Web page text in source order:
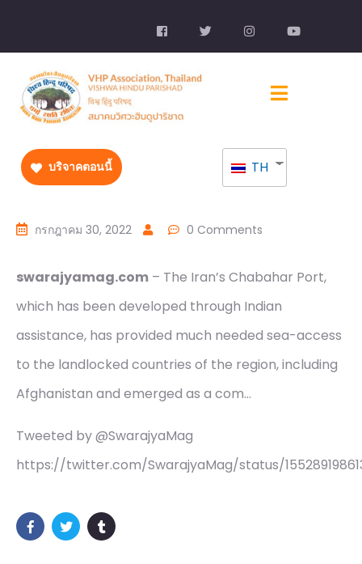
บริจาคตอนนี้ TH
กรกฎาคม 30, 2022 0 Comments
swarajyamag.com – The Iran’s Chabahar Port,
which has been developed through Indian
assistance, has provided much needed sea-access
to the landlocked countries of the region, including
Afghanistan and emerged as a com…
Tweeted by @SwarajyaMag
https://twitter.com/SwarajyaMag/status/